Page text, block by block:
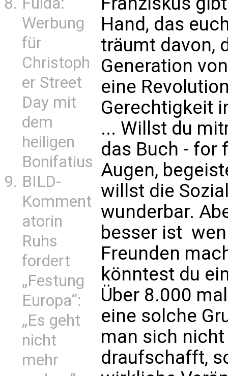
Werbung
für
Christoph
er Street
Day mit
dem
heiligen
Bonifatius
BILD-
Komment
atorin
Ruhs
fordert
„Festung
Europa“:
„Es geht
nicht
mehr
Hand, das
träumt davon,
Generation
eine
Gerechtigkeit
... Willst du
das Buch - for
Augen,
willst die
wunderbar.
besser ist 
Freunden
könntest du
Über 8.000
eine solche
man sich
draufschafft,